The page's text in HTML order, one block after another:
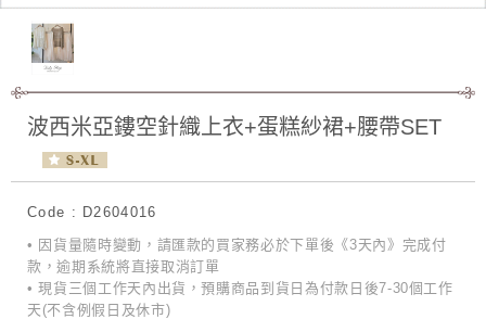
波西米亞鏤空針織上衣+蛋糕紗裙+腰帶SET
Code : D2604016
• 因貨量隨時變動，請匯款的買家務必於下單後《3天內》完成付
款，逾期系統將直接取消訂單
• 現貨三個工作天內出貨，預購商品到貨日為付款日後7-30個工作
天(不含例假日及休市)